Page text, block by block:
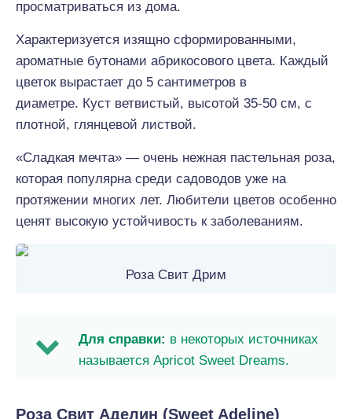
просматриваться из дома.
Характеризуется изящно сформированными,
ароматные бутонами абрикосового цвета. Каждый
цветок вырастает до 5 сантиметров в
диаметре. Куст ветвистый, высотой 35-50 см, с
плотной, глянцевой листвой.
«Сладкая мечта» — очень нежная пастельная роза,
которая популярна среди садоводов уже на
протяжении многих лет. Любители цветов особенно
ценят высокую устойчивость к заболеваниям.
Роза Свит Дрим
Для справки: в некоторых источниках
называется Apricot Sweet Dreams.
Роза Свит Аделин (Sweet Adeline)